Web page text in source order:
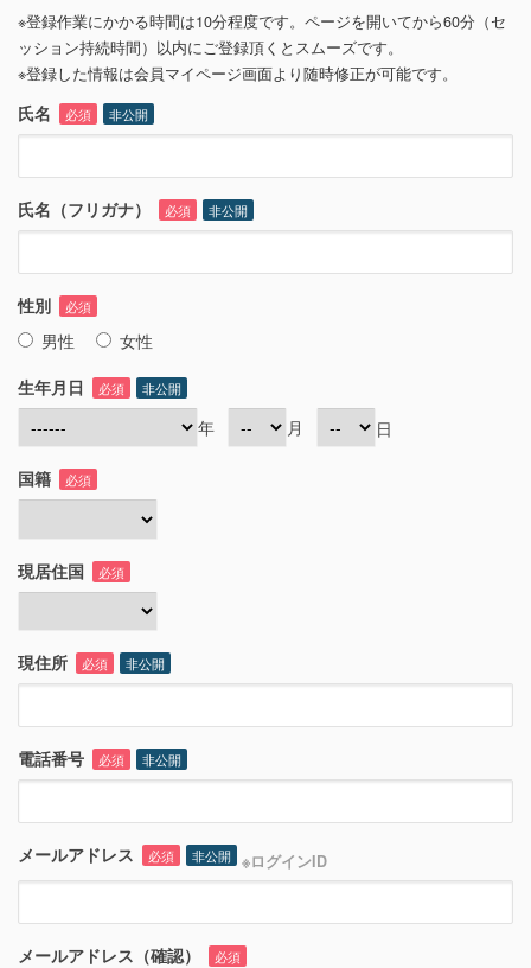
※登録作業にかかる時間は10分程度です。ページを開いてから60分（セ
ッション持続時間）以内にご登録頂くとスムーズです。
※登録した情報は会員マイページ画面より随時修正が可能です。
氏名 必須 非公開
氏名（フリガナ） 必須 非公開
性別 必須
男性
女性
生年月日
必須 非公開
年 月 日
国籍 必須
現居住国 必須
現住所 必須 非公開
電話番号 必須 非公開
メールアドレス 必須 非公開 ※ログインID
メールアドレス（確認） 必須